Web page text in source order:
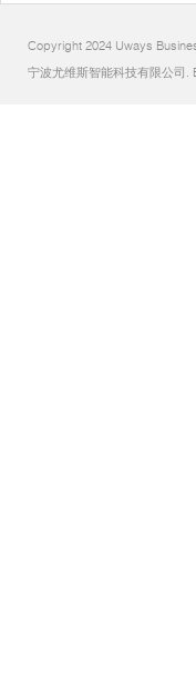
Copyright 2024 Uways
宁波尤维斯智能科技有限公司.